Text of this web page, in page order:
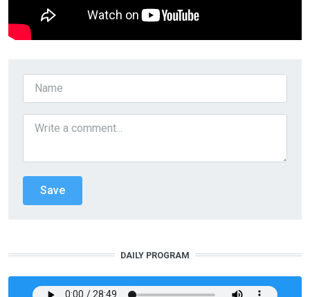
DAILY PROGRAM